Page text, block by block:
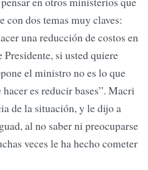
con dos temas muy claves:
una reducción de costos en
si usted quiere
el ministro no es lo que
es reducir bases”. Macri
de la situación, y le dijo a
al no saber ni preocuparse
veces le ha hecho cometer